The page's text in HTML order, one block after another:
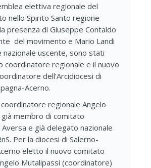
elettiva regionale del
nello Spirito Santo regione
presenza di Giuseppe Contaldo
del movimento e Mario Landi
uscente, sono stati
coordinatore regionale e il nuovo
dell’Arcidiocesi di
Acerno.
regionale Angelo
già membro di comitato
e già delegato nazionale
Per la diocesi di Salerno-
eletto il nuovo comitato
Mutalipassi (coordinatore)